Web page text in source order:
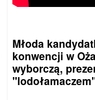
Młoda
konwencji w
wyborczą,